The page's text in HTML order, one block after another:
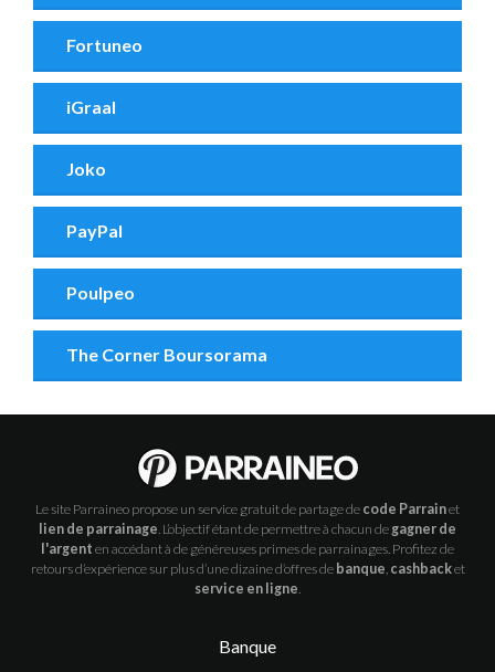
Fortuneo
iGraal
Joko
PayPal
Poulpeo
The Corner Boursorama
Le site Parraineo propose un service gratuit de partage de code Parrainet
lien de parrainage. L’objectif étant de permettre à chacun degagner de
l'argent en accédant à de généreuses primes de parrainages. Profitez de
retours d’expérience sur plus d’une dizaine d’offres de banque, cashbacket
service en ligne.
Banque